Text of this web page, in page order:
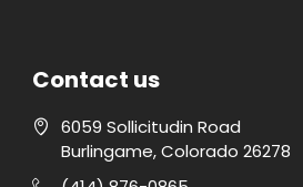
Contact us
6059 Sollicitudin Road
Burlingame,Colorado 26278